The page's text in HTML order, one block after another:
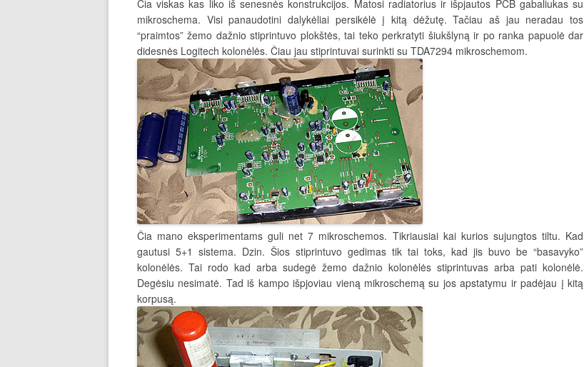
Čia viskas kas liko iš senesnės konstrukcijos. Matosi radiatorius ir išpjautos PCB gabaliukas su
mikroschema. Visi panaudotini dalykėliai persikėlė į kitą dėžutę. Tačiau aš jau neradau tos
“praimtos” žemo dažnio stiprintuvo plokštės, tai teko perkratyti šiukšlyną ir po ranka papuolė dar
didesnės Logitech kolonėlės. Čiau jau stiprintuvai surinkti su TDA7294 mikroschemom.
Čia mano eksperimentams guli net 7 mikroschemos. Tikriausiai kai kurios sujungtos tiltu. Kad
gautusi 5+1 sistema. Dzin. Šios stiprintuvo gedimas tik tai toks, kad jis buvo be “basavyko”
kolonėlės. Tai rodo kad arba sudegė žemo dažnio kolonėlės stiprintuvas arba pati kolonėlė.
Degėsiu nesimatė. Tad iš kampo išpjoviau vieną mikroschemą su jos apstatymu ir padėjau į kitą
korpusą.